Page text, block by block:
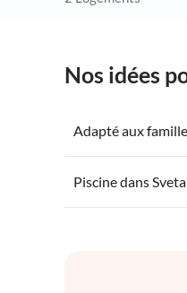
Nos idées
Piscine dans